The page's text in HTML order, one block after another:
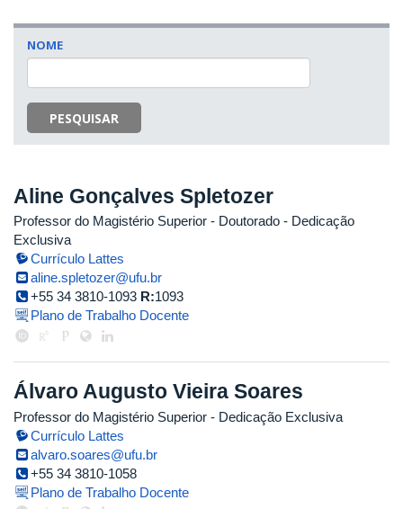
NOME
PESQUISAR
Aline Gonçalves Spletozer
Professor do Magistério Superior - Doutorado - Dedicação
Exclusiva
Currículo Lattes
aline.spletozer@ufu.br
+55 34 3810-1093 R:1093
Plano de Trabalho Docente
Álvaro Augusto Vieira Soares
Professor do Magistério Superior - Dedicação Exclusiva
Currículo Lattes
alvaro.soares@ufu.br
+55 34 3810-1058
Plano de Trabalho Docente